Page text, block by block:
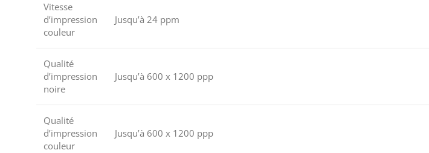
Vitesse
d’impression
couleur
Jusqu’à 24 ppm
Qualité
d’impression
noire
Jusqu’à 600 x 1200 ppp
Qualité
d’impression
couleur
Jusqu’à 600 x 1200 ppp